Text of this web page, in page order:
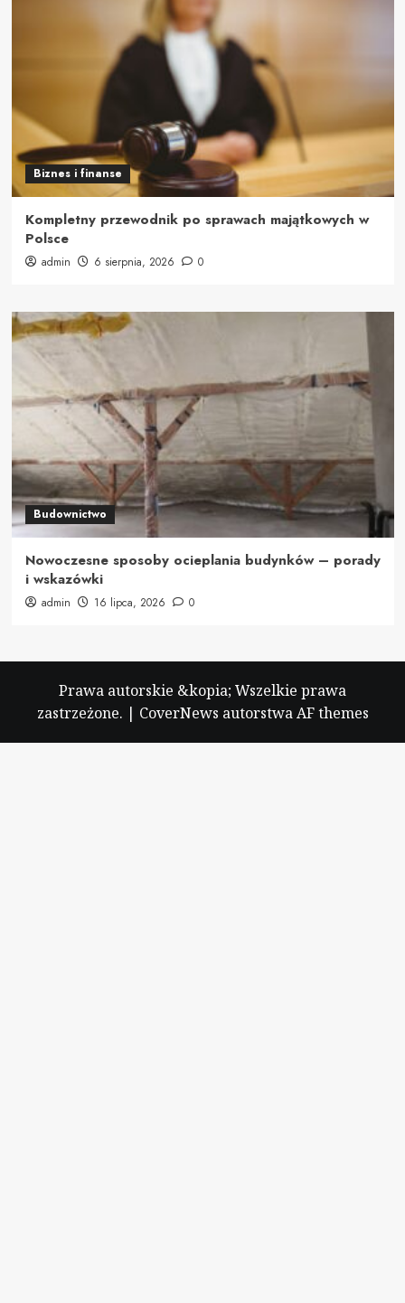
Biznes i finanse
Kompletny przewodnik po sprawach majątkowych w
Polsce
admin 6 sierpnia, 2026 0
Budownictwo
Nowoczesne sposoby ocieplania budynków – porady
i wskazówki
admin 16 lipca, 2026 0
Prawa autorskie &kopia; Wszelkie prawa
zastrzeżone. | CoverNews autorstwa AF themes